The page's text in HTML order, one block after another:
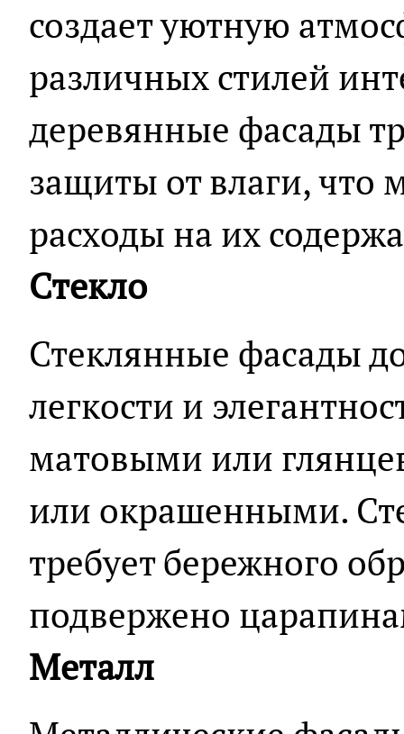
создает уютную
различных стилей
деревянные фасады
защиты от влаги, что
расходы на их
Стекло
Стеклянные фасады
легкости и
матовыми или
или окрашенными.
требует бережного
подвержено
Металл